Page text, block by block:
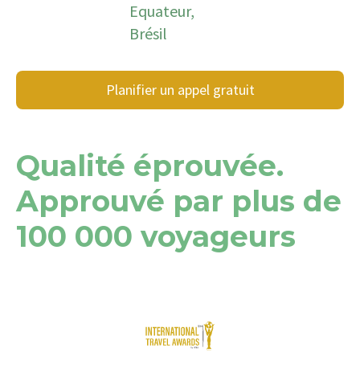
Equateur,
Brésil
Planifier un appel gratuit
Qualité éprouvée.
Approuvé par plus de
100 000 voyageurs